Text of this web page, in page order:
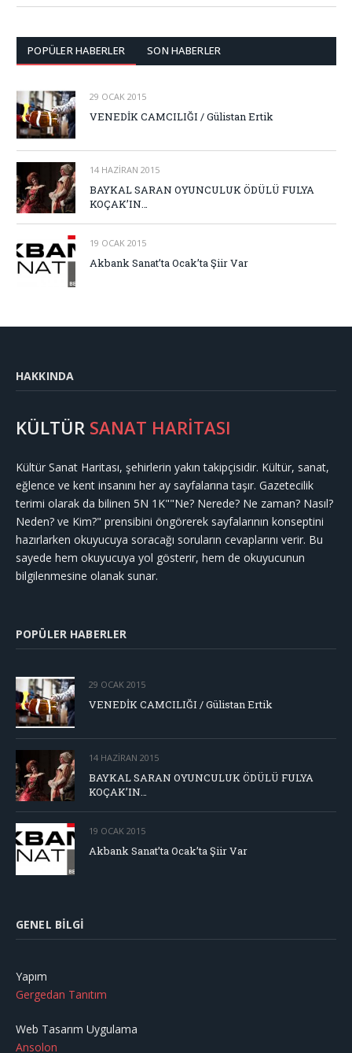
POPÜLER HABERLER SON HABERLER
29 OCAK 2015
VENEDİK CAMCILIĞI / Gülistan Ertik
14 HAZIRAN 2015
BAYKAL SARAN OYUNCULUK ÖDÜLÜ FULYA
KOÇAK’IN…
19 OCAK 2015
Akbank Sanat’ta Ocak’ta Şiir Var
HAKKINDA
KÜLTÜR SANAT HARİTASI
Kültür Sanat Haritası, şehirlerin yakın takipçisidir. Kültür, sanat,
eğlence ve kent insanını her ay sayfalarına taşır. Gazetecilik
terimi olarak da bilinen 5N 1K""Ne? Nerede? Ne zaman? Nasıl?
Neden? ve Kim?" prensibini öngörerek sayfalarının konseptini
hazırlarken okuyucuya soracağı soruların cevaplarını verir. Bu
sayede hem okuyucuya yol gösterir, hem de okuyucunun
bilgilenmesine olanak sunar.
POPÜLER HABERLER
29 OCAK 2015
VENEDİK CAMCILIĞI / Gülistan Ertik
14 HAZIRAN 2015
BAYKAL SARAN OYUNCULUK ÖDÜLÜ FULYA
KOÇAK’IN…
19 OCAK 2015
Akbank Sanat’ta Ocak’ta Şiir Var
GENEL BILGI
Yapım
Gergedan Tanıtım
Web Tasarım Uygulama
Ansolon